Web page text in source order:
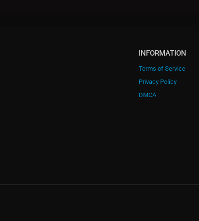
INFORMATION
Terms of Service
Privacy Policy
DMCA